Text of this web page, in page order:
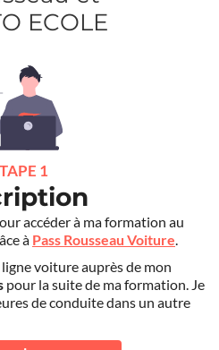
ECOLE
1
accéder à ma formation au
à Pass Rousseau Voiture.
voiture auprès de mon
pour la suite de ma formation. Je
de conduite dans un autre